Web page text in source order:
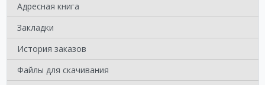
Адресная книга
Закладки
История заказов
Файлы для скачивания